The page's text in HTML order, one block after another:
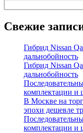
Свежие
Гибрид Nissan
дальнобойность
Гибрид Nissan
дальнобойность
комплектации и
В Москве на
эпохи дешевле
комплектации и